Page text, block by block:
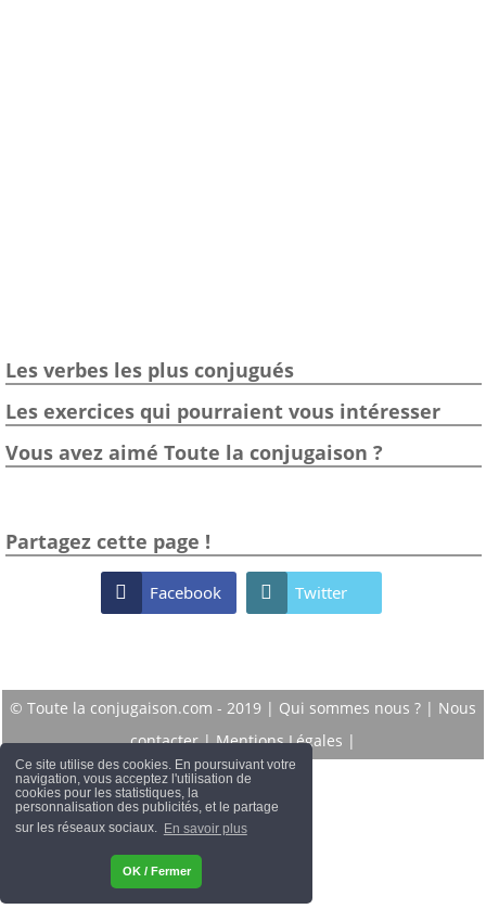
Ce site utilise des cookies. En poursuivant votre
navigation, vous acceptez l'utilisation de
cookies pour les statistiques, la
personnalisation des publicités, et le partage
sur les réseaux sociaux. En savoir plus
OK / Fermer
Les verbes les plus conjugués
Les exercices qui pourraient vous intéresser
Vous avez aimé Toute la conjugaison ?
Partagez cette page !
 Facebook  Twitter
© Toute la conjugaison.com - 2019 | Qui sommes nous ? | Nous
contacter|Mentions Légales |